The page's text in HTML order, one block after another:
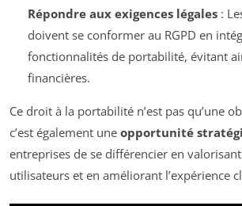
Répondre aux exigences légales:
doivent se conformer au RGPD en
fonctionnalités de portabilité, évitant
financières.
Ce droit à la portabilité n’est pas qu’une
c’est également une opportunité
entreprises de se différencier en
utilisateurs et en améliorant l’expérience